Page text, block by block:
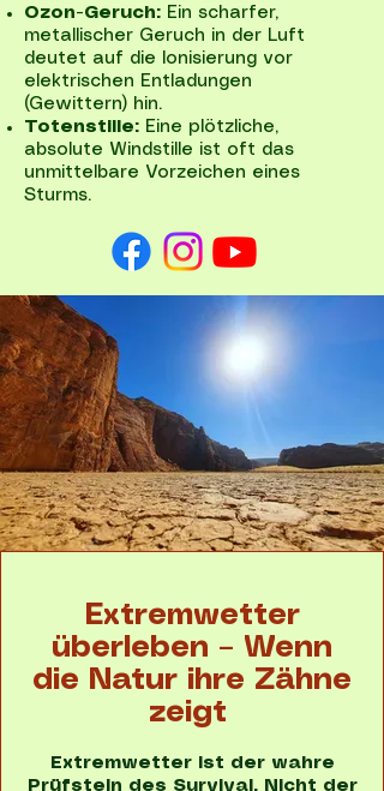
Ozon-Geruch: Ein scharfer,
metallischer Geruch in der Luft
deutet auf die Ionisierung vor
elektrischen Entladungen
(Gewittern) hin.
Totenstille: Eine plötzliche,
absolute Windstille ist oft das
unmittelbare Vorzeichen eines
Sturms.
Extremwetter
überleben – Wenn
die Natur ihre Zähne
zeigt
Extremwetter ist der wahre
Prüfstein des Survival. Nicht der